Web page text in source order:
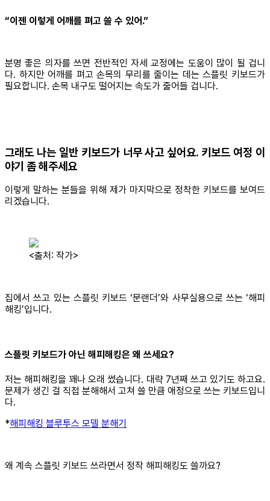
“이젠 이렇게 어깨를 펴고 쓸 수 있어.”
분명 좋은 의자를 쓰면 전반적인 자세 교정에는 도움이 많이 될 겁니
다. 하지만 어깨를 펴고 손목의 무리를 줄이는 데는 스플릿 키보드가
필요합니다. 손목 내구도 떨어지는 속도가 줄어들 겁니다.
그래도 나는 일반 키보드가 너무 사고 싶어요. 키보드 여정 이
야기 좀 해주세요
이렇게 말하는 분들을 위해 제가 마지막으로 정착한 키보드를 보여드
리겠습니다.
<출처: 작가>
집에서 쓰고 있는 스플릿 키보드 ‘문랜더’와 사무실용으로 쓰는 ‘해피
해킹’입니다.
스플릿 키보드가 아닌 해피해킹은 왜 쓰세요?
저는 해피해킹을 꽤나 오래 썼습니다. 대략 7년째 쓰고 있기도 하고요.
문제가 생긴 걸 직접 분해해서 고쳐 쓸 만큼 애정으로 쓰는 키보드입니
다.
*해피해킹 블루투스 모델 분해기
왜 계속 스플릿 키보드 쓰라면서 정작 해피해킹도 쓸까요?